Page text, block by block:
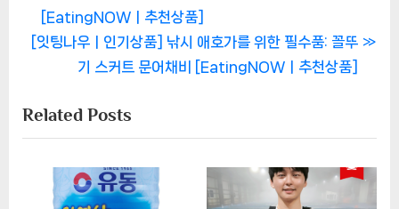
탐
색
e
v
u
s
[EatingNOWㅣ추천상품]
N
t
P
[잇팅나우ㅣ인기상품] 낚시 애호가를 위한 필수품: 꼴뚜
기 스커트 문어채비 [EatingNOWㅣ추천상품]
Related Posts